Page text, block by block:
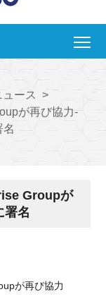
ース
>
が再び協力-
名
Groupが
署名
が再び協力